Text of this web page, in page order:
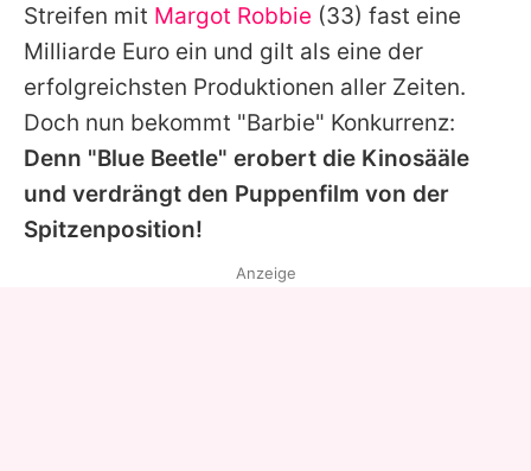
Utiq verwalten
Streifen mit Margot Robbie (33) fast eine
Milliarde Euro ein und gilt als eine der
erfolgreichsten Produktionen aller Zeiten.
Doch nun bekommt "Barbie" Konkurrenz:
Denn "Blue Beetle" erobert die Kinosääle
und verdrängt den Puppenfilm von der
Spitzenposition!
Anzeige